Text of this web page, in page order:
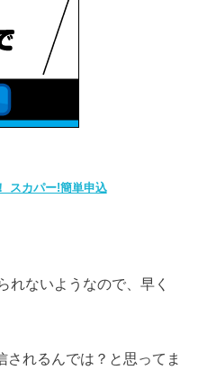
スカパー!簡単申込
れないようなので、早く
されるんでは？と思ってま